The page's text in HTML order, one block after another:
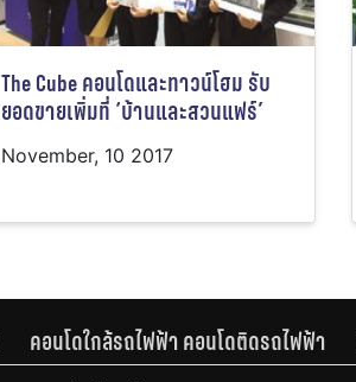
The Cube คอนโดและทาวน์โฮม รับ
ยอดขายเพิ่มที่ ‘บ้านและสวนแฟร์’
November, 10 2017
คอนโดใกล้รถไฟฟ้า คอนโดติดรถไฟฟ้า